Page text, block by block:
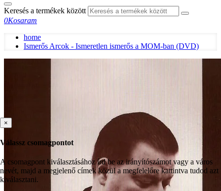
Keresés a termékek között
0Kosaram
home
Ismerős Arcok - Ismeretlen ismerős a MOM-ban (DVD)
×
Válassz csomagpontot
A csomagpont kiválasztásához írd be az irányítószámot vagy a város
nevét, majd a megjelenő címek közül a megfelelőre kattintva tudod azt
kiválasztani.